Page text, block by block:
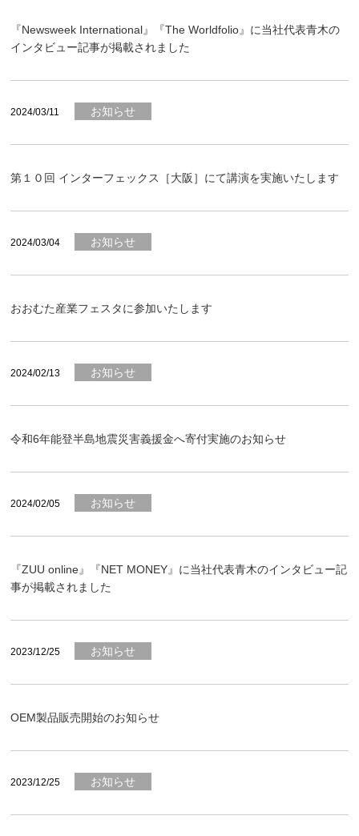
『Newsweek International』『The Worldfolio』に当社代表青木の
インタビュー記事が掲載されました
2024/03/11 お知らせ
第１０回 インターフェックス［大阪］にて講演を実施いたします
2024/03/04 お知らせ
おおむた産業フェスタに参加いたします
2024/02/13 お知らせ
令和6年能登半島地震災害義援金へ寄付実施のお知らせ
2024/02/05 お知らせ
『ZUU online』『NET MONEY』に当社代表青木のインタビュー記
事が掲載されました
2023/12/25 お知らせ
OEM製品販売開始のお知らせ
2023/12/25 お知らせ